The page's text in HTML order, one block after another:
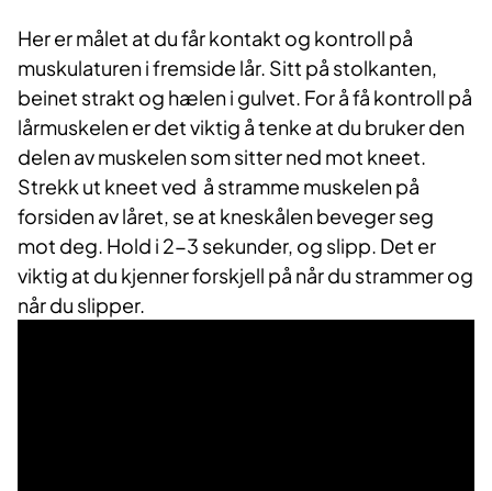
Her er målet at du får kontakt og kontroll på
muskulaturen i fremside lår. Sitt på stolkanten,
beinet strakt og hælen i gulvet. For å få kontroll på
lårmuskelen er det viktig å tenke at du bruker den
delen av muskelen som sitter ned mot kneet.
Strekk ut kneet ved å stramme muskelen på
forsiden av låret, se at kneskålen beveger seg
mot deg. Hold i 2-3 sekunder, og slipp. Det er
viktig at du kjenner forskjell på når du strammer og
når du slipper.